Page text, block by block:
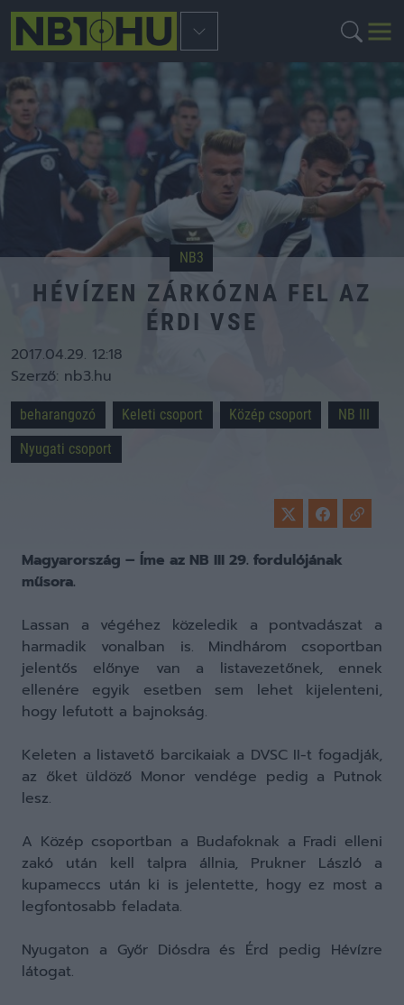
NB3
HÉVÍZEN ZÁRKÓZNA FEL AZ
ÉRDI VSE
2017.04.29. 12:18
Szerző: nb3.hu
beharangozó Keleti csoport Közép csoport
NB III
Nyugati csoport
Magyarország – Íme az NB III 29. fordulójának
műsora.
Lassan a végéhez közeledik a pontvadászat a
harmadik vonalban is. Mindhárom csoportban
jelentős előnye van a listavezetőnek, ennek
ellenére egyik esetben sem lehet kijelenteni,
hogy lefutott a bajnokság.
Keleten a listavető barcikaiak a DVSC II-t fogadják,
az őket üldöző Monor vendége pedig a Putnok
lesz.
A Közép csoportban a Budafoknak a Fradi elleni
zakó után kell talpra állnia, Prukner László a
kupameccs után ki is jelentette, hogy ez most a
legfontosabb feladata.
Nyugaton a Győr Diósdra és Érd pedig Hévízre
látogat.